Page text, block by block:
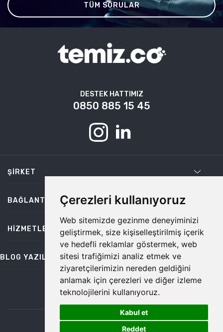
Çerezleri kullanıyoruz
Web sitemizde gezinme deneyiminizi
geliştirmek, size kişiselleştirilmiş içerik
ve hedefli reklamlar göstermek, web
sitesi trafiğimizi analiz etmek ve
ziyaretçilerimizin nereden geldiğini
anlamak için çerezleri ve diğer izleme
teknolojilerini kullanıyoruz.
Kabul et
Reddet
TÜM SORULAR
DESTEK HATTIMIZ
0850 885 15 45
ŞIRKET
BAĞLANTILAR
HIZMETLER
BLOG YAZILARI
bilgi@temiz.co
©2026 Temiz, Her Hakkı Saklıdır.